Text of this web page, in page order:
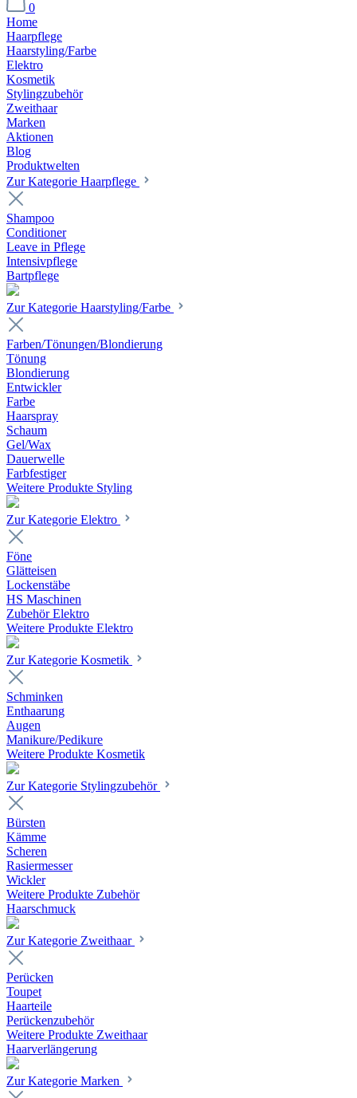
0
Home
Haarpflege
Haarstyling/Farbe
Elektro
Kosmetik
Stylingzubehör
Zweithaar
Marken
Aktionen
Blog
Produktwelten
Zur Kategorie Haarpflege
Shampoo
Conditioner
Leave in Pflege
Intensivpflege
Bartpflege
Zur Kategorie Haarstyling/Farbe
Farben/Tönungen/Blondierung
Tönung
Blondierung
Entwickler
Farbe
Haarspray
Schaum
Gel/Wax
Dauerwelle
Farbfestiger
Weitere Produkte Styling
Zur Kategorie Elektro
Föne
Glätteisen
Lockenstäbe
HS Maschinen
Zubehör Elektro
Weitere Produkte Elektro
Zur Kategorie Kosmetik
Schminken
Enthaarung
Augen
Manikure/Pedikure
Weitere Produkte Kosmetik
Zur Kategorie Stylingzubehör
Bürsten
Kämme
Scheren
Rasiermesser
Wickler
Weitere Produkte Zubehör
Haarschmuck
Zur Kategorie Zweithaar
Perücken
Toupet
Haarteile
Perückenzubehör
Weitere Produkte Zweithaar
Haarverlängerung
Zur Kategorie Marken